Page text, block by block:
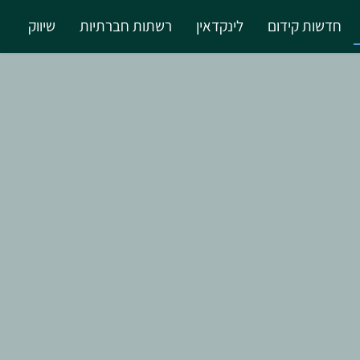
חדשות קידום לינקדאין רשתות חברתיות שיווק